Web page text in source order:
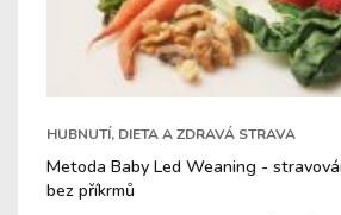
HUBNUTÍ, DIETA A ZDRAVÁ STRAVA
Metoda Baby Led Weaning -
bez příkrmů